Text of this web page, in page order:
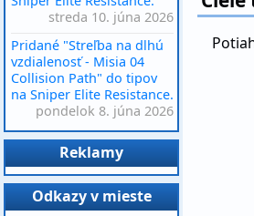
streda 10. júna 2026
Pridané "Streľba na dlhú
vzdialenosť - Misia 04
Collision Path" do tipov
na Sniper Elite Resistance.
pondelok 8. júna 2026
Reklamy
Odkazy v mieste